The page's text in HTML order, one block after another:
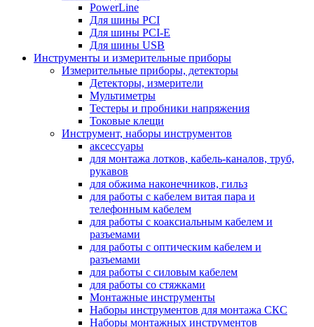
PowerLine
Для шины PCI
Для шины PCI-E
Для шины USB
Инструменты и измерительные приборы
Измерительные приборы, детекторы
Детекторы, измерители
Мультиметры
Тестеры и пробники напряжения
Токовые клещи
Инструмент, наборы инструментов
аксессуары
для монтажа лотков, кабель-каналов, труб,
рукавов
для обжима наконечников, гильз
для работы с кабелем витая пара и
телефонным кабелем
для работы с коаксиальным кабелем и
разъемами
для работы с оптическим кабелем и
разъемами
для работы с силовым кабелем
для работы со стяжками
Монтажные инструменты
Наборы инструментов для монтажа СКС
Наборы монтажных инструментов